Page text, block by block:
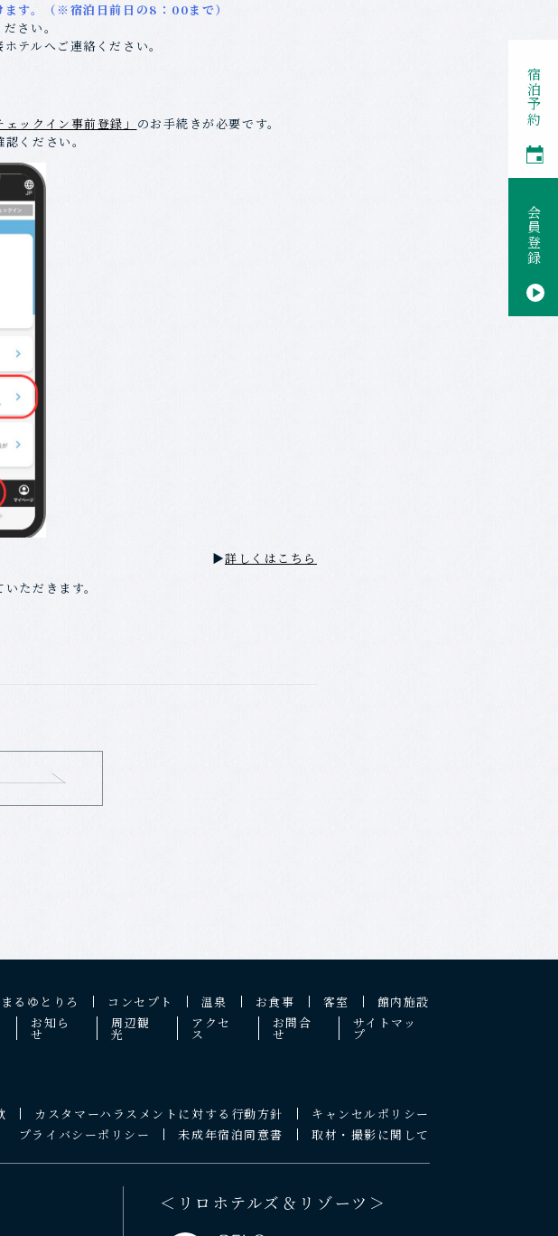
宿泊予約
会員登録
す。（※宿泊日前日の8：00まで）
さい。
テルへご連絡ください。
ェックイン事前登録」 のお手続きが必要です。
ください。
▶詳しくはこちら
ただきます。
るゆとりろ コンセプト 温泉 お食事 客室
館内施設
お知ら
せ
周辺観
光
アクセ
ス
お問合
せ
サイトマッ
プ
カスタマーハラスメントに対する行動方針
キャンセルポリシー
プライバシーポリシー
未成年宿泊同意書 取材・撮影に関して
＜リロホテルズ＆リゾーツ＞